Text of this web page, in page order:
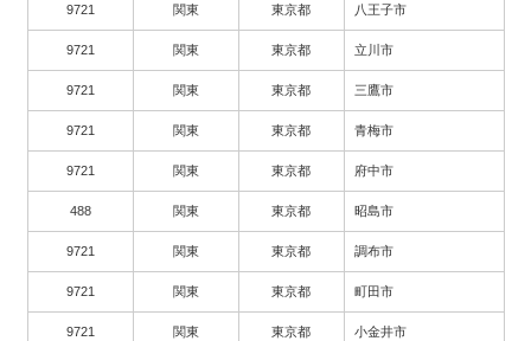
9721 関東 東京都 八王子市
9721 関東 東京都 立川市
9721 関東 東京都 三鷹市
9721 関東 東京都 青梅市
9721 関東 東京都 府中市
488 関東 東京都 昭島市
9721 関東 東京都 調布市
9721 関東 東京都 町田市
9721 関東 東京都 小金井市